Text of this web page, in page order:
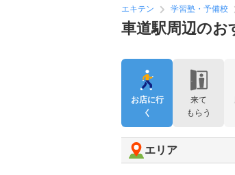
エキテン 学習塾・予備校
車道駅周辺のお
お店に行
く
来て
もらう
エリア